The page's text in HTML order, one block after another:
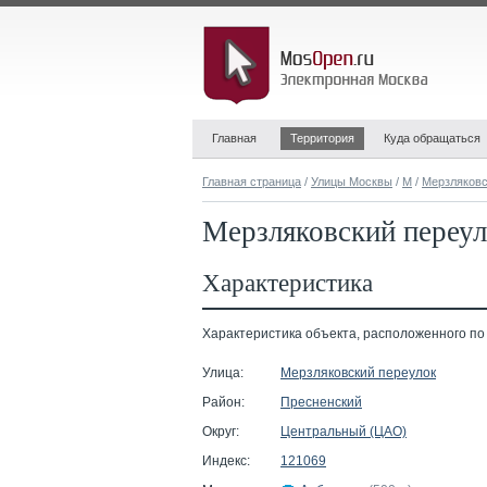
Главная Территория Куда обращаться
Главная страница / Улицы Москвы / М /
Мерзляковский
Характеристика
Характеристика объекта, расположенного
Улица:
Мерзляковский переулок
Район:
Пресненский
Округ:
Центральный (ЦАО)
Индекс:
121069